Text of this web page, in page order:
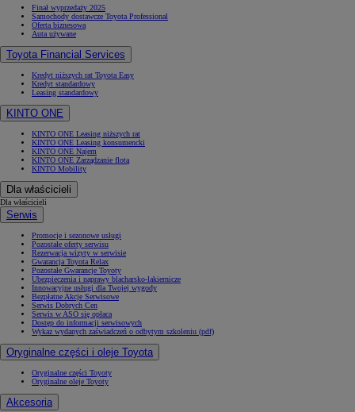
Finał wyprzedaży 2025
Samochody dostawcze Toyota Professional
Oferta biznesowa
Auta używane
Toyota Financial Services
Kredyt niższych rat Toyota Easy
Kredyt standardowy
Leasing standardowy
KINTO ONE
KINTO ONE Leasing niższych rat
KINTO ONE Leasing konsumencki
KINTO ONE Najem
KINTO ONE Zarządzanie flotą
KINTO Mobility
Dla właścicieli
Dla właścicieli
Serwis
Promocje i sezonowe usługi
Pozostałe oferty serwisu
Rezerwacja wizyty w serwisie
Gwarancja Toyota Relax
Pozostałe Gwarancje Toyoty
Ubezpieczenia i naprawy blacharsko-lakiernicze
Innowacyjne usługi dla Twojej wygody
Bezpłatne Akcje Serwisowe
Serwis Dobrych Cen
Serwis w ASO się opłaca
Dostęp do informacji serwisowych
Wykaz wydanych zaświadczeń o odbytym szkoleniu (pdf)
Oryginalne części i oleje Toyota
Oryginalne części Toyoty
Oryginalne oleje Toyoty
Akcesoria